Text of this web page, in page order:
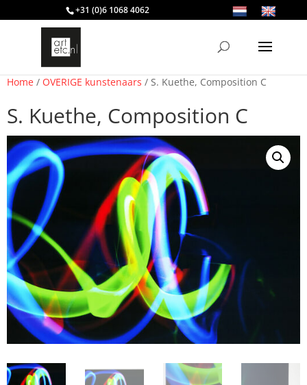
+31 (0)6 1068 4062
Home / OVERIGE kunstenaars / S. Kuethe, Composition C
S. Kuethe, Composition C